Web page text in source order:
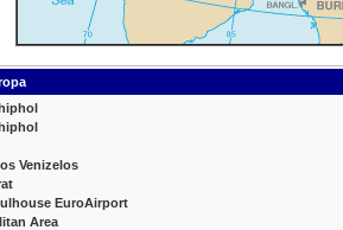
Venizelos
EuroAirport
Area